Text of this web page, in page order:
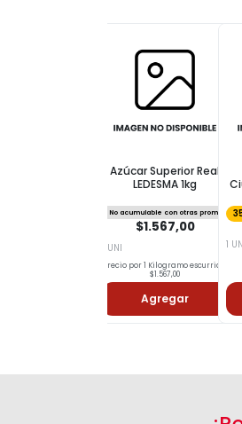
Azúcar Superior Real
LEDESMA 1kg
No acumulable con otras promos
$1.567,00
1 UNI
Precio por 1 Kilogramo escurrido:
$1.567,00
Agregar
1 UNI